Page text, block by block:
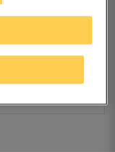
od nas powiadomienie.